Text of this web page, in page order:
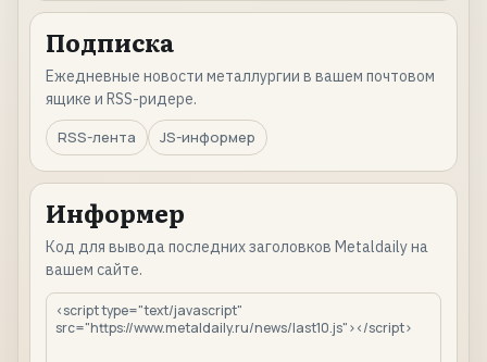
Подписка
Ежедневные новости металлургии в вашем почтовом
ящике и RSS-ридере.
RSS-лента
JS-информер
Информер
Код для вывода последних заголовков Metaldaily на
вашем сайте.